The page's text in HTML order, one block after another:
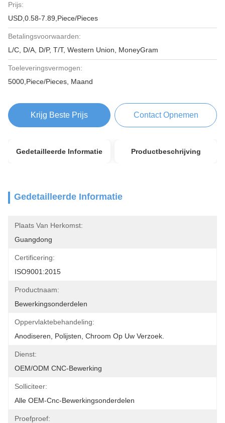
Prijs:
USD,0.58-7.89,Piece/Pieces
Betalingsvoorwaarden:
L/C, D/A, D/P, T/T, Western Union, MoneyGram
Toeleveringsvermogen:
5000,Piece/Pieces, Maand
Krijg Beste Prijs Contact Opnemen
Gedetailleerde Informatie Productbeschrijving
Gedetailleerde Informatie
Plaats Van Herkomst:
Guangdong
Certificering:
ISO9001:2015
Productnaam:
Bewerkingsonderdelen
Oppervlaktebehandeling:
Anodiseren, Polijsten, Chroom Op Uw Verzoek.
Dienst:
OEM/ODM CNC-Bewerking
Solliciteer:
Alle OEM-Cnc-Bewerkingsonderdelen
Proefproef: